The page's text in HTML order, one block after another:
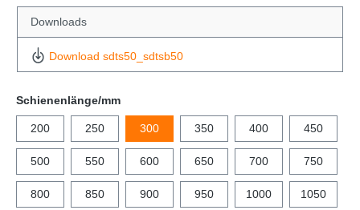
Downloads
Download sdts50_sdtsb50
Schienenlänge/mm
200 250 300 350 400 450
500 550 600 650 700 750
800 850 900 950 1000 1050